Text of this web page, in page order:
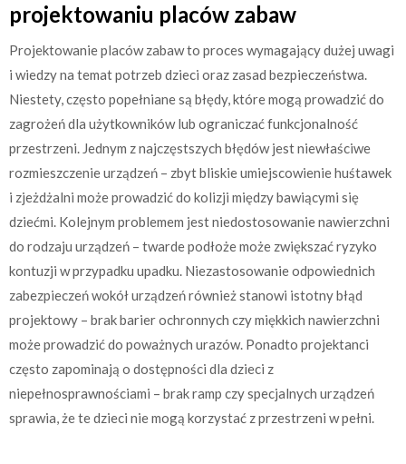
projektowaniu placów zabaw
Projektowanie placów zabaw to proces wymagający dużej uwagi
i wiedzy na temat potrzeb dzieci oraz zasad bezpieczeństwa.
Niestety, często popełniane są błędy, które mogą prowadzić do
zagrożeń dla użytkowników lub ograniczać funkcjonalność
przestrzeni. Jednym z najczęstszych błędów jest niewłaściwe
rozmieszczenie urządzeń – zbyt bliskie umiejscowienie huśtawek
i zjeżdżalni może prowadzić do kolizji między bawiącymi się
dziećmi. Kolejnym problemem jest niedostosowanie nawierzchni
do rodzaju urządzeń – twarde podłoże może zwiększać ryzyko
kontuzji w przypadku upadku. Niezastosowanie odpowiednich
zabezpieczeń wokół urządzeń również stanowi istotny błąd
projektowy – brak barier ochronnych czy miękkich nawierzchni
może prowadzić do poważnych urazów. Ponadto projektanci
często zapominają o dostępności dla dzieci z
niepełnosprawnościami – brak ramp czy specjalnych urządzeń
sprawia, że te dzieci nie mogą korzystać z przestrzeni w pełni.